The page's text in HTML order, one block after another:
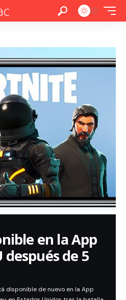
en la App
después de 5
disponible de nuevo en la App